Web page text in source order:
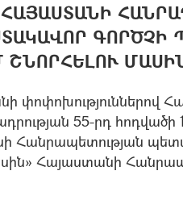
ԳՈՐԾՉԻ
ՇՆՈՐՀԵԼՈՒ
փոփոխություններով
55-րդ հոդվածի
Հանրապետության
Հայաստանի